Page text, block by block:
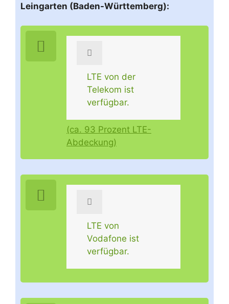
Leingarten (Baden-Württemberg):
LTE von der
Telekom ist
verfügbar.
(ca. 93 Prozent LTE-
Abdeckung)
LTE von
Vodafone ist
verfügbar.